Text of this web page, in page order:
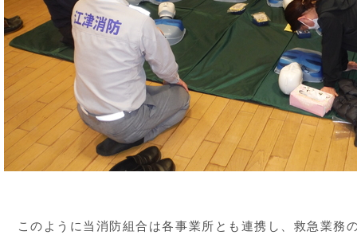
このように当消防組合は各事業所とも連携し、救急業務